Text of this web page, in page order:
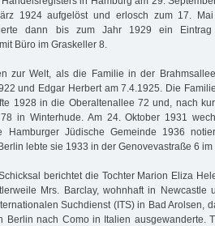
1924 aufgelöst und erlosch zum 17.
dann bis zum Jahr 1929 ein
Büro im Graskeller 8.
zur Welt, als die Familie in der
und Edgar Herbert am 7.4.1925. Die
1928 in die Oberaltenallee 72 und, nach
in Winterhude. Am 24. Oktober 1931
Hamburger Jüdische Gemeinde 1936
lebte sie 1933 in der Genovevastraße 6
berichtet die Tochter Marion Eliza
Mrs. Barclay, wohnhaft in Newcastle
Suchdienst (ITS) in Bad Arolsen,
Berlin nach Como in Italien ausgewanderte.